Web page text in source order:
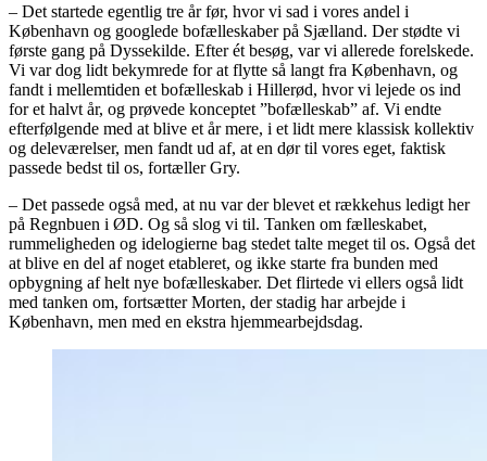
– Det startede egentlig tre år før, hvor vi sad i vores andel i
København og googlede bofælleskaber på Sjælland. Der stødte vi
første gang på Dyssekilde. Efter ét besøg, var vi allerede forelskede.
Vi var dog lidt bekymrede for at flytte så langt fra København, og
fandt i mellemtiden et bofælleskab i Hillerød, hvor vi lejede os ind
for et halvt år, og prøvede konceptet ”bofælleskab” af. Vi endte
efterfølgende med at blive et år mere, i et lidt mere klassisk kollektiv
og deleværelser, men fandt ud af, at en dør til vores eget, faktisk
passede bedst til os, fortæller Gry.
– Det passede også med, at nu var der blevet et rækkehus ledigt her
på Regnbuen i ØD. Og så slog vi til. Tanken om fælleskabet,
rummeligheden og idelogierne bag stedet talte meget til os. Også det
at blive en del af noget etableret, og ikke starte fra bunden med
opbygning af helt nye bofælleskaber. Det flirtede vi ellers også lidt
med tanken om, fortsætter Morten, der stadig har arbejde i
København, men med en ekstra hjemmearbejdsdag.